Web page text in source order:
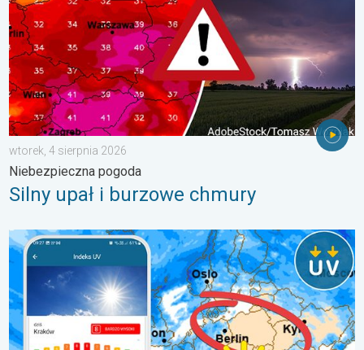
wtorek, 4 sierpnia 2026
Niebezpieczna pogoda
Silny upał i burzowe chmury
Brak opadów do końca tygodnia. Chroń się przed słońcem. .